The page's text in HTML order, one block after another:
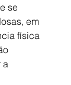
se
em
física
a